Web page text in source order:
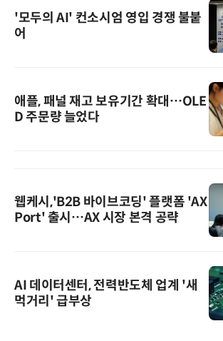
'모두의 AI' 컨소시엄 영입 경쟁 불붙
어
애플, 패널 재고 보유기간 확대…OLE
D 주문량 늘었다
웹케시,'B2B 바이브코딩' 플랫폼 'AX
Port' 출시…AX 시장 본격 공략
AI 데이터센터, 전력반도체 업계 '새
먹거리' 급부상